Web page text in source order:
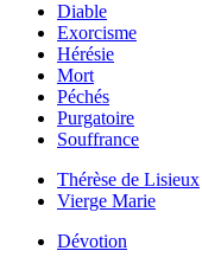
Diable
Exorcisme
Hérésie
Mort
Péchés
Purgatoire
Souffrance
Thérèse de Lisieux
Vierge Marie
Dévotion